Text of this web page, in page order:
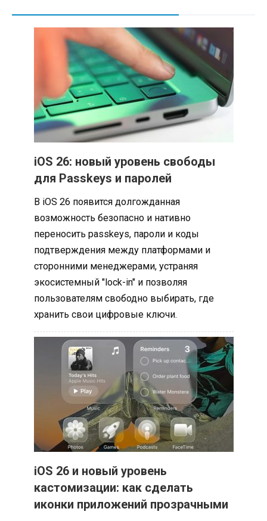
iOS 26: новый уровень свободы
для Passkeys и паролей
В iOS 26 появится долгожданная
возможность безопасно и нативно
переносить passkeys, пароли и коды
подтверждения между платформами и
сторонними менеджерами, устраняя
экосистемный "lock-in" и позволяя
пользователям свободно выбирать, где
хранить свои цифровые ключи.
iOS 26 и новый уровень
кастомизации: как сделать
иконки приложений прозрачными